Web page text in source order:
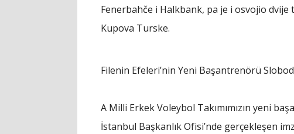
Fenerbahče i Halkbank, pa je i osvojio
Kupova Turske.
Filenin Efeleri’nin Yeni Başantrenörü
A Milli Erkek Voleybol Takımımızın yeni
İstanbul Başkanlık Ofisi’nde gerçekleşen